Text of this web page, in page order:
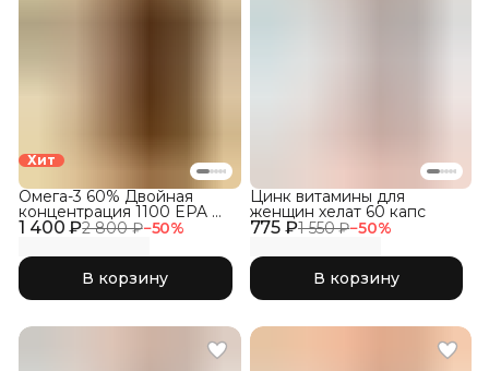
Хит
1 400 ₽2 800 ₽−50%
Омега-3 60% Двойная
концентрация 1100 EPA &
DHA, 120 капсул
В корзину
775 ₽1 550 ₽−50%
Цинк витамины для
женщин хелат 60 капс
В корзину